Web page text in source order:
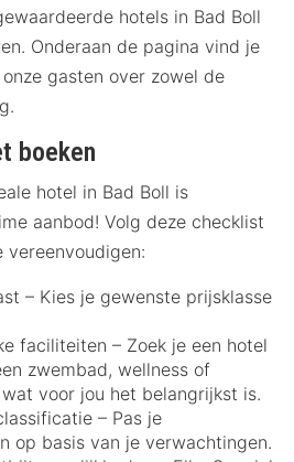
hotels in Bad Boll
Onderaan de pagina vind je
gasten over zowel de
boeken
hotel in Bad Boll is
aanbod! Volg deze checklist
vereenvoudigen:
– Kies je gewenste prijsklasse
faciliteiten – Zoek je een hotel
zwembad, wellness of
voor jou het belangrijkst is.
– Pas je
op basis van je verwachtingen.